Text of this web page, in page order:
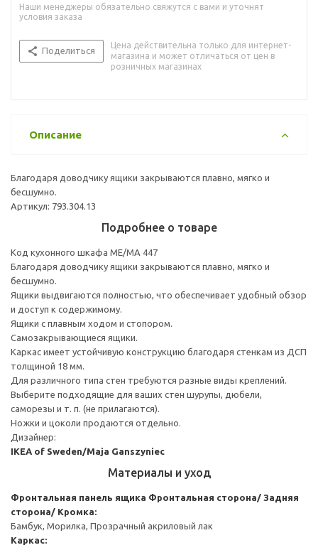
Наши менеджеры обязательно свяжутся с вами и уточнят
условия заказа
Поделиться
Цена действительна только для интернет-
магазина и может отличаться от цен в
розничных магазинах
Описание
Благодаря доводчику ящики закрываются плавно, мягко и
бесшумно.
Артикул: 793.304.13
Подробнее о товаре
Код кухонного шкафа ME/MA 447
Благодаря доводчику ящики закрываются плавно, мягко и
бесшумно.
Ящики выдвигаются полностью, что обеспечивает удобный обзор
и доступ к содержимому.
Ящики с плавным ходом и стопором.
Самозакрывающиеся ящики.
Каркас имеет устойчивую конструкцию благодаря стенкам из ДСП
толщиной 18 мм.
Для различного типа стен требуются разные виды креплений.
Выберите подходящие для ваших стен шурупы, дюбели,
саморезы и т. п. (не прилагаются).
Ножки и цоколи продаются отдельно.
Дизайнер:
IKEA of Sweden/Maja Ganszyniec
Материалы и уход
Фронтальная панель ящика Фронтальная сторона/ Задняя
сторона/ Кромка:
Бамбук, Морилка, Прозрачный акриловый лак
Каркас: